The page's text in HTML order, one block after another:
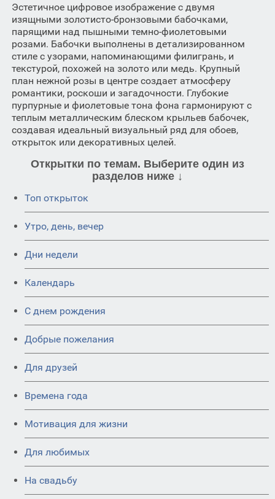
Эстетичное цифровое изображение с двумя
изящными золотисто-бронзовыми бабочками,
парящими над пышными темно-фиолетовыми
розами. Бабочки выполнены в детализированном
стиле с узорами, напоминающими филигрань, и
текстурой, похожей на золото или медь. Крупный
план нежной розы в центре создает атмосферу
романтики, роскоши и загадочности. Глубокие
пурпурные и фиолетовые тона фона гармонируют с
теплым металлическим блеском крыльев бабочек,
создавая идеальный визуальный ряд для обоев,
открыток или декоративных целей.
Открытки по темам. Выберите один из
разделов ниже ↓
Топ открыток
Утро, день, вечер
Дни недели
Календарь
C днем рождения
Добрые пожелания
Для друзей
Времена года
Мотивация для жизни
Для любимых
На свадьбу